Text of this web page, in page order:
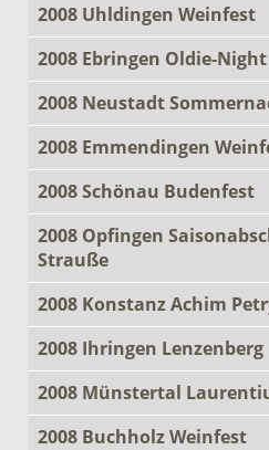
2008 Uhldingen Weinfest
2008 Ebringen Oldie-Night
2008 Neustadt
2008 Emmendingen
2008 Schönau Budenfest
2008 Opfingen
Strauße
2008 Konstanz Achim
2008 Ihringen Lenzenberg
2008 Münstertal
2008 Buchholz Weinfest